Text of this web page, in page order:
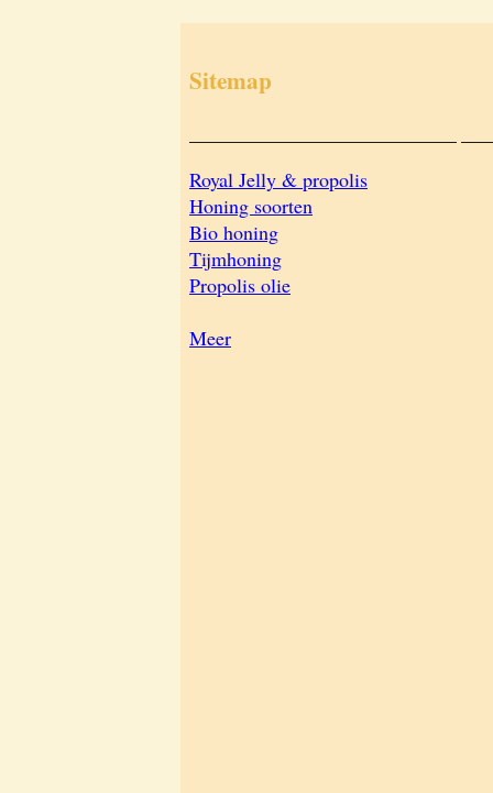
Sitemap
Royal Jelly & propolis
Honing soorten
Bio honing
Tijmhoning
Propolis olie
Meer